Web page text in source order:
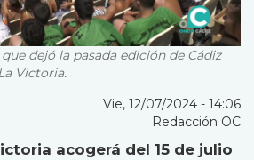
dejó la pasada edición de Cádiz
Victoria.
Vie, 12/07/2024 - 14:06
Redacción OC
acogerá del 15 de julio